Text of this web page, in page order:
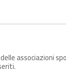
associazioni